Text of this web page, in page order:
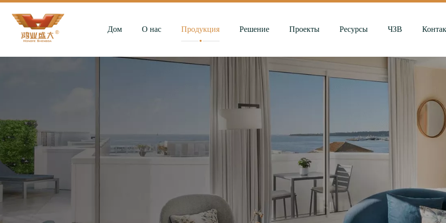
Дом О нас Продукция Решение Проекты Ресурсы ЧЗВ